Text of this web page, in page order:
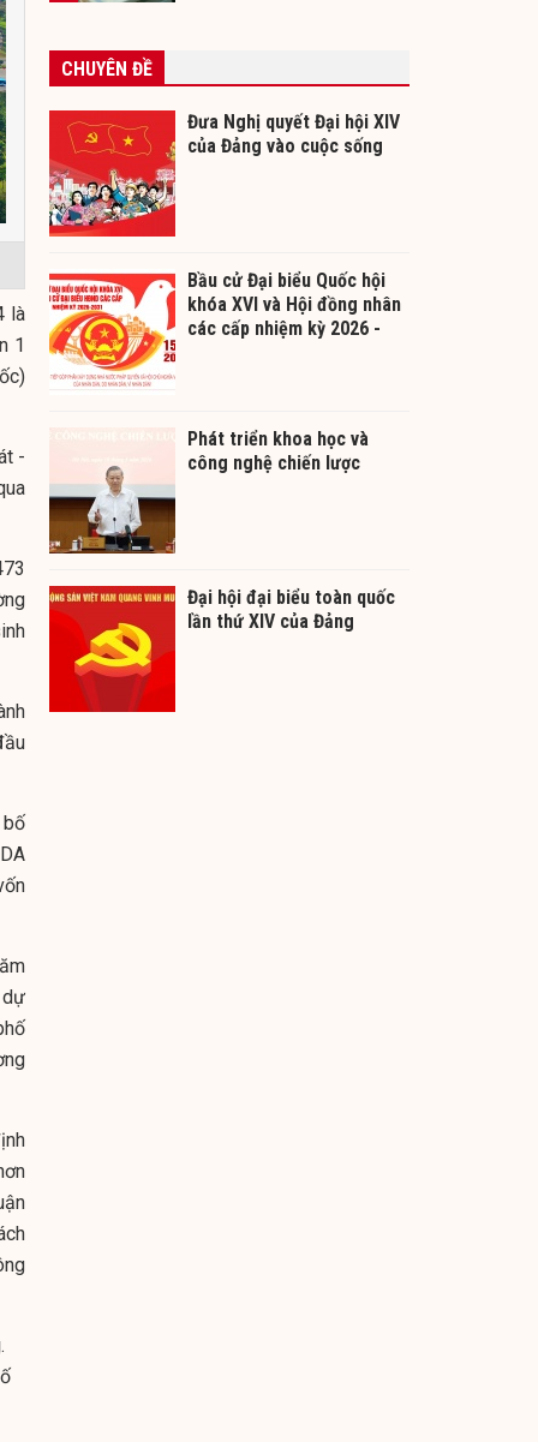
là
1
-
dự
CHUYÊN ĐỀ
Đưa Nghị quyết Đại hội XIV
của Đảng vào cuộc sống
Bầu cử Đại biểu Quốc hội
khóa XVI và Hội đồng nhân
các cấp nhiệm kỳ 2026 -
Phát triển khoa học và
công nghệ chiến lược
Đại hội đại biểu toàn quốc
lần thứ XIV của Đảng